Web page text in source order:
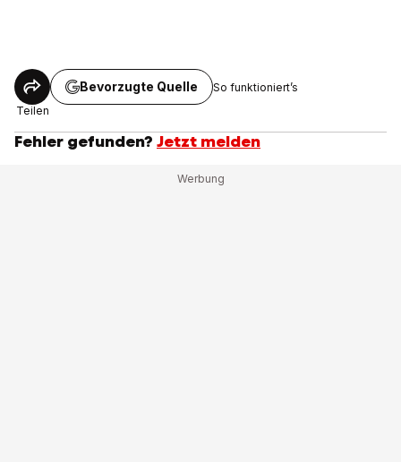
Teilen
Bevorzugte Quelle So funktioniert’s
Fehler gefunden? Jetzt melden